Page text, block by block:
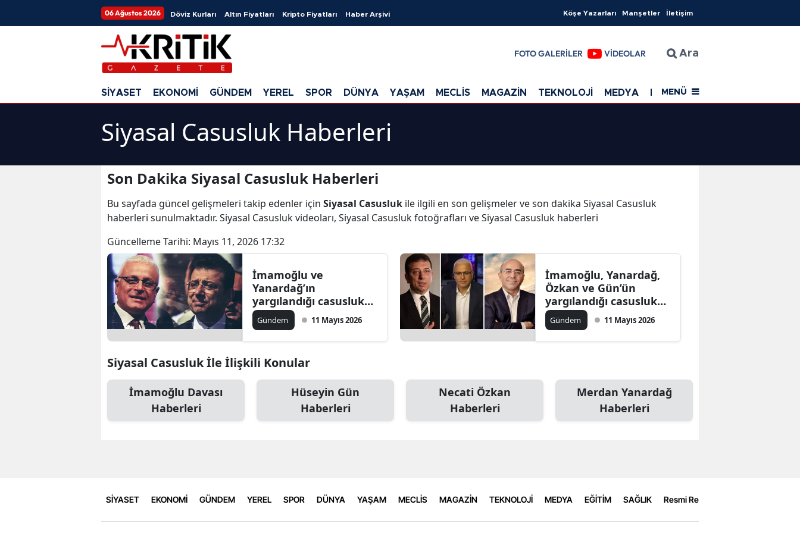
06 Ağustos 2026 Döviz Kurları Altın Fiyatları Kripto Fiyatları Haber Arşivi Köşe Yazarları Manşetler İletişim
FOTO GALERİLER VİDEOLAR Ara
SİYASET EKONOMİ GÜNDEM YEREL SPOR DÜNYA YAŞAM MECLİS MAGAZİN TEKNOLOJİ MEDYA EĞİTİM SAĞLIK
MENÜ
Siyasal Casusluk Haberleri
Son Dakika Siyasal Casusluk Haberleri
Bu sayfada güncel gelişmeleri takip edenler için Siyasal Casusluk ile ilgili en son gelişmeler ve son dakika Siyasal Casusluk
haberleri sunulmaktadır. Siyasal Casusluk videoları, Siyasal Casusluk fotoğrafları ve Siyasal Casusluk haberleri
Güncelleme Tarihi: Mayıs 11, 2026 17:32
İmamoğlu ve
Yanardağ’ın
yargılandığı casusluk
davasında ilk gün
tamamlandı
Gündem 11 Mayıs 2026
İmamoğlu, Yanardağ,
Özkan ve Gün’ün
yargılandığı casusluk
davasında ilk duruşma
başladı
Gündem 11 Mayıs 2026
Siyasal Casusluk İle İlişkili Konular
İmamoğlu Davası
Haberleri
Hüseyin Gün
Haberleri
Necati Özkan
Haberleri
Merdan Yanardağ
Haberleri
SİYASET EKONOMİ GÜNDEM YEREL SPOR DÜNYA YAŞAM MECLİS MAGAZİN TEKNOLOJİ MEDYA EĞİTİM SAĞLIK Resmi Reklamlar